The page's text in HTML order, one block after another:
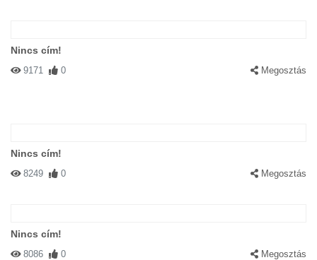
Nincs cím!
9171 0 Megosztás
Nincs cím!
8249 0 Megosztás
Nincs cím!
8086 0 Megosztás